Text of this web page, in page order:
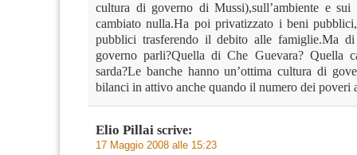
cultura di governo di Mussi),sull’ambiente e sui
cambiato nulla.Ha poi privatizzato i beni
pubblici trasferendo il debito alle famiglie.Ma
governo parli?Quella di Che Guevara? Quella
sarda?Le banche hanno un’ottima cultura di
bilanci in attivo anche quando il numero dei poveri
Elio Pillai scrive:
17 Maggio 2008 alle 15:23